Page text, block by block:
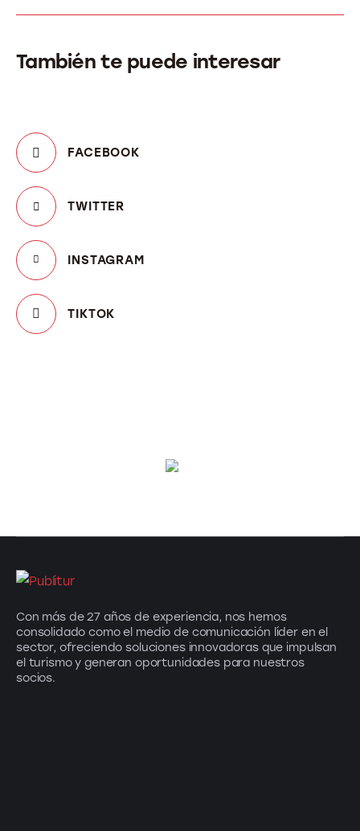
También te puede interesar
FACEBOOK
TWITTER
INSTAGRAM
TIKTOK
Con más de 27 años de experiencia, nos hemos
consolidado como el medio de comunicación líder en el
sector, ofreciendo soluciones innovadoras que impulsan
el turismo y generan oportunidades para nuestros
socios.